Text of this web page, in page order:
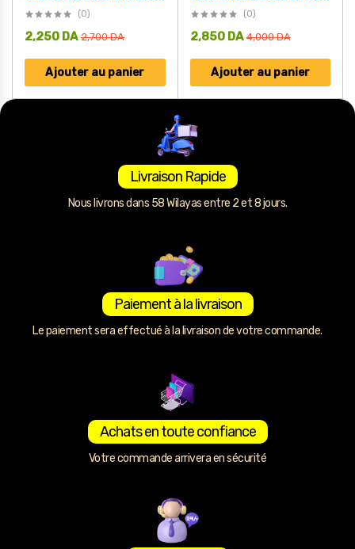
(0)
2,700DA
2,250 DA
Ajouter au panier
(0)
4,000DA
2,850 DA
Ajouter au panier
Livraison Rapide
Nous livrons dans 58 Wilayas entre 2 et 8 jours.
Paiement à la livraison
Le paiement sera effectué à la livraison de votre commande.
Achats en toute confiance
Votre commande arrivera en sécurité